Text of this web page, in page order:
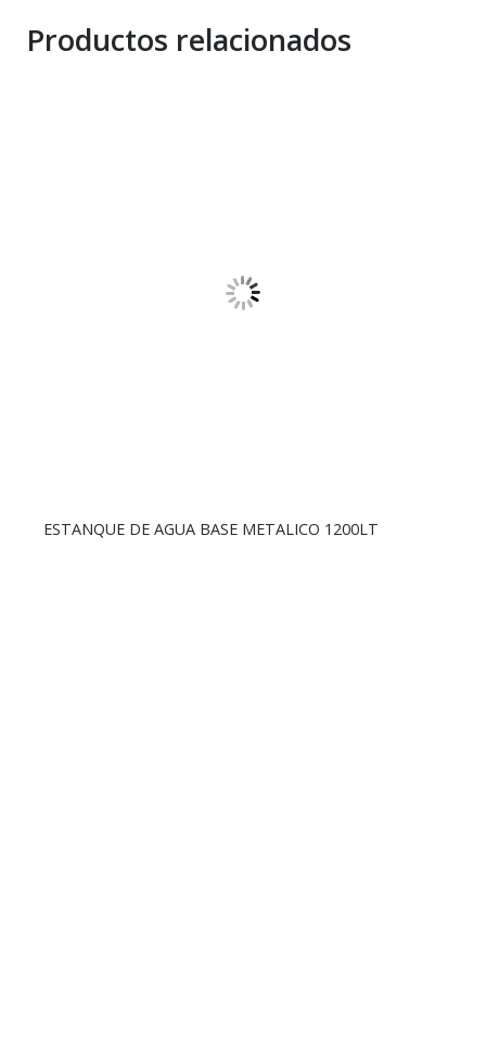
Productos relacionados
ESTANQUE DE AGUA BASE METALICO 1200LT